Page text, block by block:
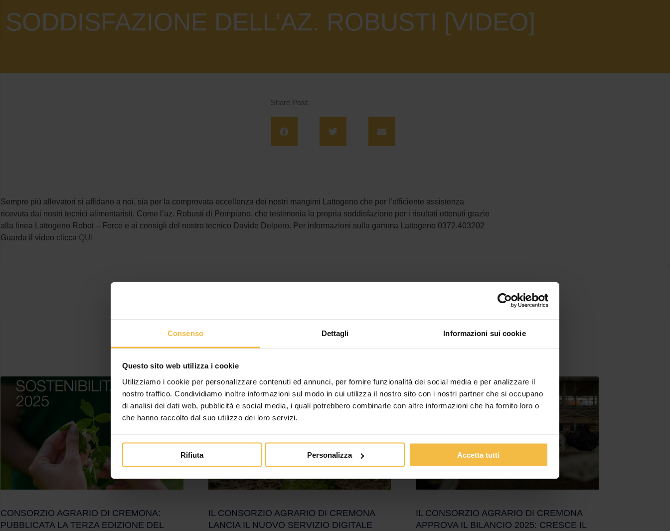
Consenso Dettagli Informazioni sui cookie
Questo sito web utilizza i cookie
Utilizziamo i cookie per personalizzare contenuti ed annunci, per fornire funzionalità dei social media e per analizzare il
nostro traffico. Condividiamo inoltre informazioni sul modo in cui utilizza il nostro sito con i nostri partner che si occupano
di analisi dei dati web, pubblicità e social media, i quali potrebbero combinarle con altre informazioni che ha fornito loro o
che hanno raccolto dal suo utilizzo dei loro servizi.
Rifiuta Personalizza Accetta tutti
SODDISFAZIONE DELL’AZ. ROBUSTI [VIDEO]
Share Post:
Sempre più allevatori si affidano a noi, sia per la comprovata eccellenza dei nostri mangimi Lattogeno che per l’efficiente assistenza
ricevuta dai nostri tecnici alimentaristi. Come l’az. Robusti di Pompiano, che testimonia la propria soddisfazione per i risultati ottenuti grazie
alla linea Lattogeno Robot – Force e ai consigli del nostro tecnico Davide Delpero. Per informazioni sulla gamma Lattogeno 0372.403202
Guarda il video clicca QUI
Potrebbe Interessarti Anche..
CONSORZIO AGRARIO DI CREMONA:
PUBBLICATA LA TERZA EDIZIONE DEL
IL CONSORZIO AGRARIO DI CREMONA
LANCIA IL NUOVO SERVIZIO DIGITALE
IL CONSORZIO AGRARIO DI CREMONA
APPROVA IL BILANCIO 2025: CRESCE IL